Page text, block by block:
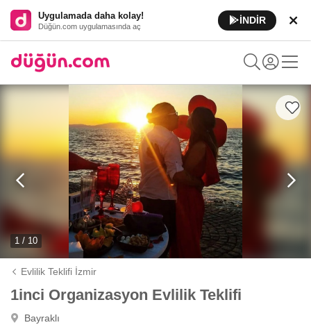
Uygulamada daha kolay!
Düğün.com uygulamasında aç
İNDİR
1 / 10
Evlilik Teklifi İzmir
1inci Organizasyon Evlilik Teklifi
Bayraklı